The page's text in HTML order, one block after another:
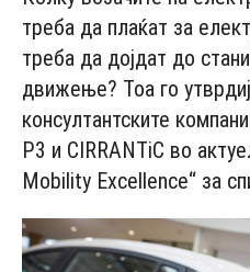
треба да плаќат за
треба да доjдат до
движење? Тоа го
консултантските
P3 и CIRRANTiC во
Mobility Excellence“ за